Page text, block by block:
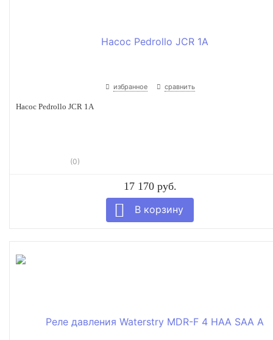
избранное сравнить
Насос Pedrollo JCR 1A
(0)
17 170 руб.